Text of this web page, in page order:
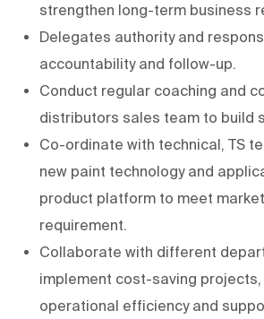
strengthen long-term business
Delegates authority and
accountability and follow-up.
Conduct regular coaching and
distributors sales team to build
Co-ordinate with technical, TS
new paint technology and
product platform to meet
requirement.
Collaborate with different
implement cost-saving projects,
operational efficiency and